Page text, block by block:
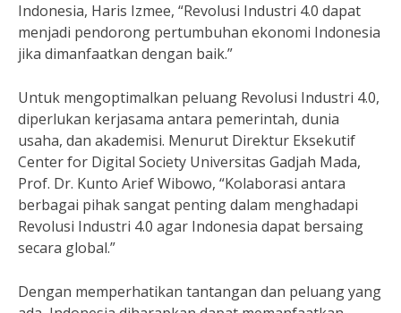
Indonesia, Haris Izmee, “Revolusi Industri 4.0 dapat
menjadi pendorong pertumbuhan ekonomi Indonesia
jika dimanfaatkan dengan baik.”
Untuk mengoptimalkan peluang Revolusi Industri 4.0,
diperlukan kerjasama antara pemerintah, dunia
usaha, dan akademisi. Menurut Direktur Eksekutif
Center for Digital Society Universitas Gadjah Mada,
Prof. Dr. Kunto Arief Wibowo, “Kolaborasi antara
berbagai pihak sangat penting dalam menghadapi
Revolusi Industri 4.0 agar Indonesia dapat bersaing
secara global.”
Dengan memperhatikan tantangan dan peluang yang